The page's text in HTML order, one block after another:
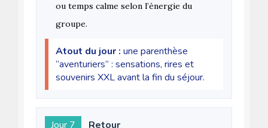
ou temps calme selon l’énergie du
groupe.
Atout du jour : une parenthèse
“aventuriers” : sensations, rires et
souvenirs XXL avant la fin du séjour.
Jour 7 Retour